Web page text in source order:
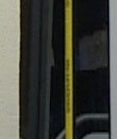
A
PÉNZÜGYEI
KÖLTSÉGVETÉSI